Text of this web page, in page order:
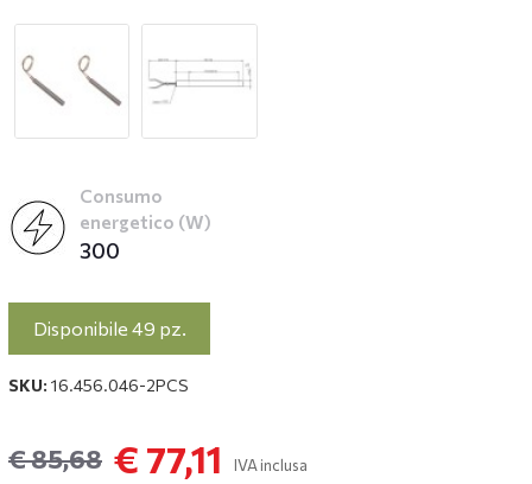
Consumo
energetico (W)
300
Disponibile 49 pz.
SKU: 16.456.046-2PCS
€ 77,11
€ 85,68 IVA inclusa